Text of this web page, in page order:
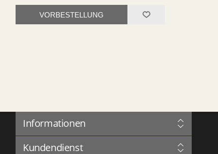
VORBESTELLUNG
Informationen
Governance
Kundendienst